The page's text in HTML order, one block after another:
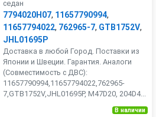
седан
7794020H07, 11657790994,
11657794022, 762965-7, GTB1752V,
JHL01695P
Доставка в любой Город. Поставки из
Японии и Швеции. Гарантия. Аналоги
(Совместимость с ДВС):
11657790994,11657794022,762965-
7,GTB1752V,JHL01695P, M47D20, 204D4...
В наличии